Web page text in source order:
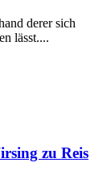
derer sich
lässt....
zu Reis